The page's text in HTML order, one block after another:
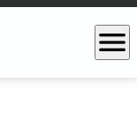
menu